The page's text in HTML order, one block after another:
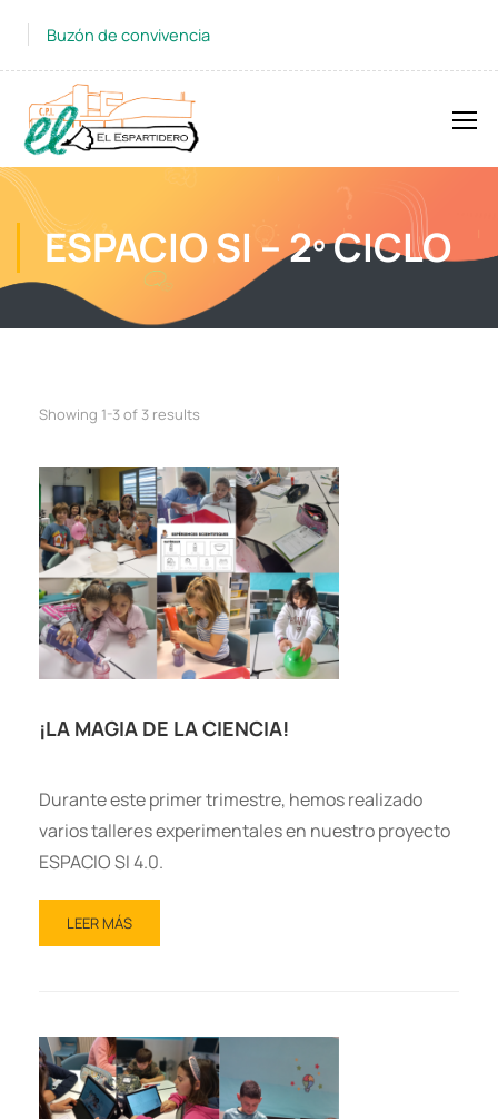
Buzón de convivencia
ESPACIO SI – 2º CICLO
Showing 1-3 of 3 results
¡LA MAGIA DE LA CIENCIA!
Durante este primer trimestre, hemos realizado
varios talleres experimentales en nuestro proyecto
ESPACIO SI 4.0.
LEER MÁS